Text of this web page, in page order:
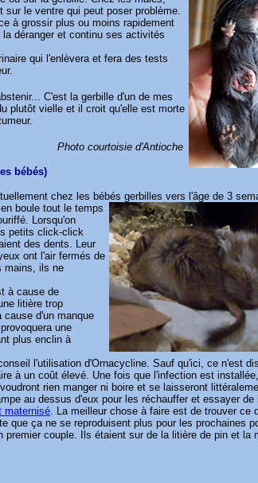
le ventre qui peut poser problème.
à grossir plus ou moins rapidement
déranger et continu ses activités
qui l'enlèvera et fera des tests
C'est la gerbille d'un de mes
plutôt vielle et il croit qu'elle est morte
Photo courtoisie d'Antioche
bébés)
chez les bébés gerbilles vers l'âge de 3
boule tout le temps
Lorsqu'on
petits click-click
des dents. Leur
ont l'air fermés de
mains, ils ne
à cause de
litière trop
d'un manque
une
plus enclin à
l'utilisation d'Ornacycline. Sauf qu'ici, ce n'est
à un coût élevé. Une fois que l'infection est
rien manger ni boire et se laisseront
au dessus d'eux pour les réchauffer et essayer de
maternisé. La meilleur chose à faire est de trouver ce
que ça ne se reproduisent plus pour les prochaines
premier couple. Ils étaient sur de la litière de pin et la